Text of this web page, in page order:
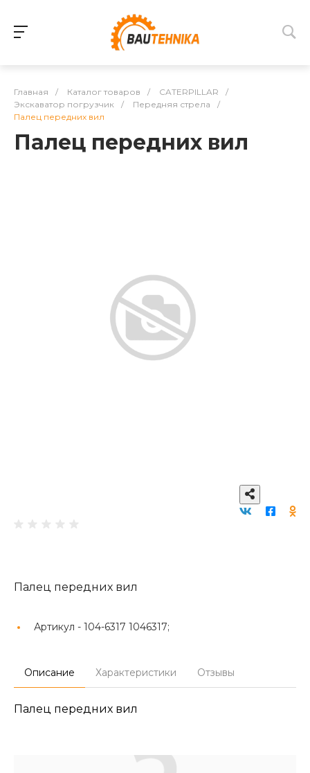
Главная / Каталог товаров / CATERPILLAR
/
Экскаватор погрузчик
/ Передняя стрела
/
Палец передних вил
Палец передних вил
Палец передних вил
Артикул - 104-6317 1046317;
Описание Характеристики Отзывы
Палец передних вил